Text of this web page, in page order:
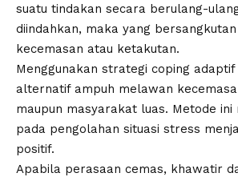
suatu tindakan secara berulang-
diindahkan, maka yang
kecemasan atau ketakutan.
Menggunakan strategi coping adaptif
alternatif ampuh melawan
maupun masyarakat luas. Metode ini
pada pengolahan situasi stress
positif.
Apabila perasaan cemas, khawatir